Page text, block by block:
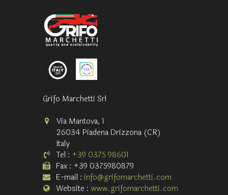
Grifo Marchetti Srl
Via Mantova, 1
26034 Piadena Drizzona (CR)
Italy
Tel : +39 0375 98601
Fax : +39 0375980879
E-mail : info@grifomarchetti.com
Website : www.grifomarchetti.com